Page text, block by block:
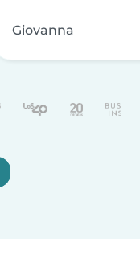
Giovanna